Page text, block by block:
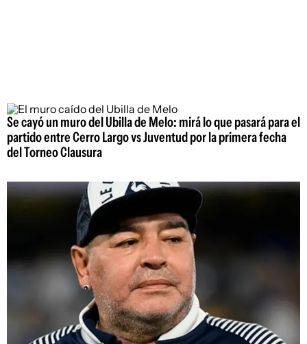
Se cayó un muro del Ubilla de Melo: mirá lo que pasará para el
partido entre Cerro Largo vs Juventud por la primera fecha
del Torneo Clausura